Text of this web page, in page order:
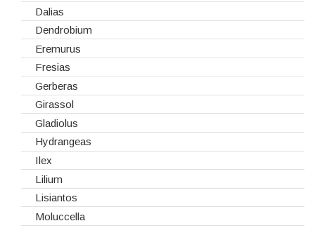
Telas/Tecidos
Vidros
Dalias
Dendrobium
Eremurus
Fresias
Gerberas
Girassol
Gladiolus
Hydrangeas
Ilex
Lilium
Lisiantos
Moluccella